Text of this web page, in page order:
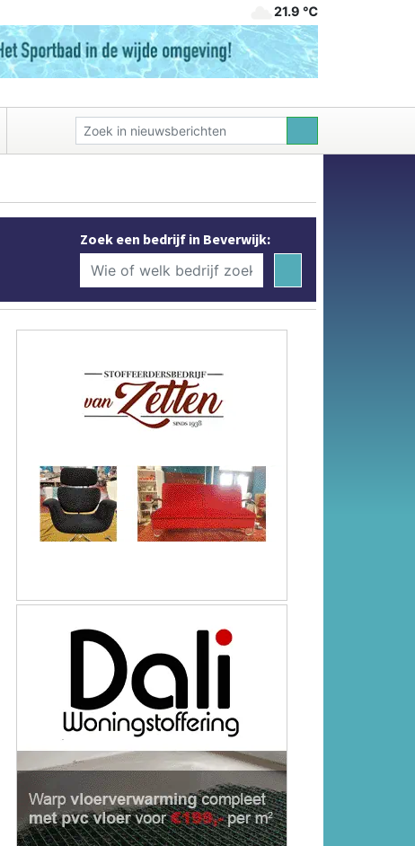
21.9 ℃
Zoek een bedrijf in Beverwijk: